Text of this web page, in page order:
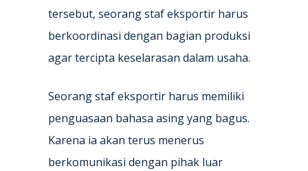
tersebut, seorang staf eksportir harus
berkoordinasi dengan bagian produksi
agar tercipta keselarasan dalam usaha.
Seorang staf eksportir harus memiliki
penguasaan bahasa asing yang bagus.
Karena ia akan terus menerus
berkomunikasi dengan pihak luar